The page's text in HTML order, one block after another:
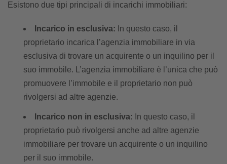
Esistono due tipi principali di incarichi immobiliari:
Incarico in esclusiva: In questo caso, il
proprietario incarica l’agenzia immobiliare in via
esclusiva di trovare un acquirente o un inquilino per il
suo immobile. L’agenzia immobiliare è l’unica che può
promuovere l’immobile e il proprietario non può
rivolgersi ad altre agenzie.
Incarico non in esclusiva: In questo caso, il
proprietario può rivolgersi anche ad altre agenzie
immobiliare per trovare un acquirente o un inquilino
per il suo immobile.